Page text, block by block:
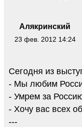
Алякринский
23 фев. 2012 14:24
Сегодня из
- Мы любим
- Умрем за
- Хочу вас всех
---